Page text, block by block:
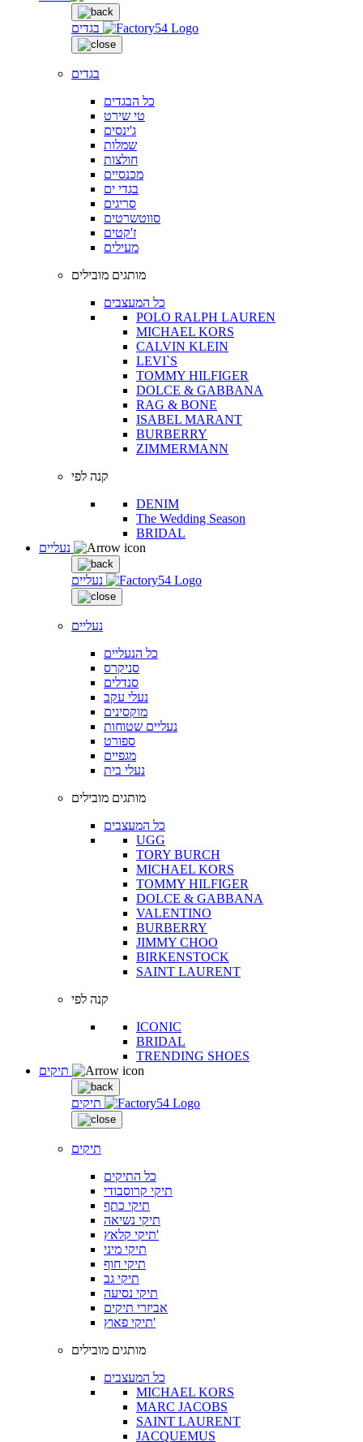
בגדים
בגדים
כל הבגדים
טי שירט
ג'ינסים
שמלות
חולצות
מכנסיים
בגדי ים
סריגים
סווטשרטים
ז'קטים
מעילים
מותגים מובילים
כל המעצבים
POLO RALPH LAUREN
MICHAEL KORS
CALVIN KLEIN
LEVI`S
TOMMY HILFIGER
DOLCE & GABBANA
RAG & BONE
ISABEL MARANT
BURBERRY
ZIMMERMANN
קנה לפי
DENIM
The Wedding Season
BRIDAL
נעליים
נעליים
כל הנעליים
סניקרס
סנדלים
נעלי עקב
מוקסינים
נעליים שטוחות
ספורט
מגפיים
נעלי בית
מותגים מובילים
כל המעצבים
UGG
TORY BURCH
MICHAEL KORS
TOMMY HILFIGER
DOLCE & GABBANA
VALENTINO
BURBERRY
JIMMY CHOO
BIRKENSTOCK
SAINT LAURENT
קנה לפי
ICONIC
BRIDAL
TRENDING SHOES
תיקים
תיקים
כל התיקים
תיקי קרוסבודי
תיקי כתף
תיקי נשיאה
תיקי קלאץ'
תיקי מיני
תיקי חוף
תיקי גב
תיקי נסיעה
אביזרי תיקים
תיקי פאוץ'
מותגים מובילים
כל המעצבים
MICHAEL KORS
MARC JACOBS
SAINT LAURENT
JACQUEMUS